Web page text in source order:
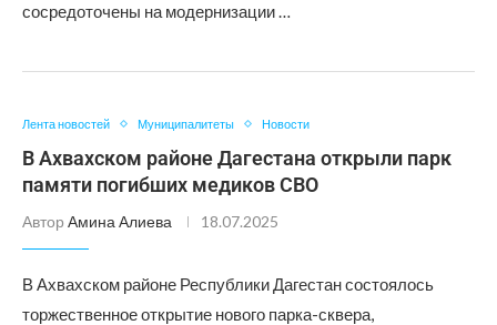
сосредоточены на модернизации …
Лента новостей Муниципалитеты Новости
В Ахвахском районе Дагестана открыли парк
памяти погибших медиков СВО
Автор Амина Алиева 18.07.2025
В Ахвахском районе Республики Дагестан состоялось
торжественное открытие нового парка-сквера,